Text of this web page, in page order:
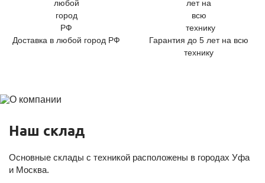
Доставка в любой город РФ
Гарантия до 5 лет на всю
технику
Наш склад
Основные склады с техникой расположены в городах Уфа
и Москва.